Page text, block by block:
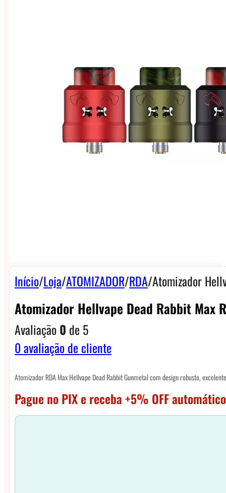
Início/Loja/ATOMIZADOR/RDA/Atomizador
Atomizador Hellvape Dead Rabbit Max
Avaliação0 de 5
0avaliação de cliente
Atomizador RDA Max Hellvape Dead Rabbit Gunmetal com design robusto,
Pague no PIX e receba +5% OFF